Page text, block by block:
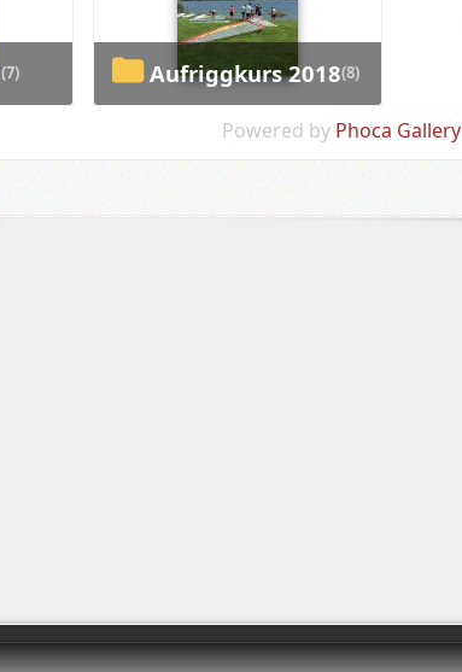
(7) Aufriggkurs 2018(8)
Powered by Phoca Gallery